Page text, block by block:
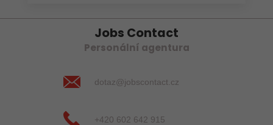
Jobs Contact
Personální agentura
dotaz@jobscontact.cz
+420 602 642 915